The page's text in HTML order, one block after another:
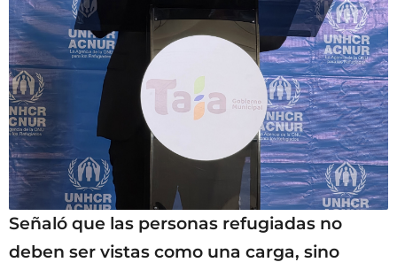
Señaló que las personas refugiadas no
deben ser vistas como una carga, sino